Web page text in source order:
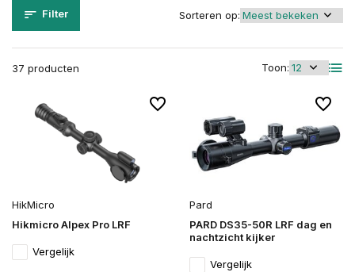
Filter
37 producten Toon:
Sorteren op:
HikMicro
Hikmicro Alpex Pro LRF
Vergelijk
Pard
PARD DS35-50R LRF dag en
nachtzicht kijker
Vergelijk